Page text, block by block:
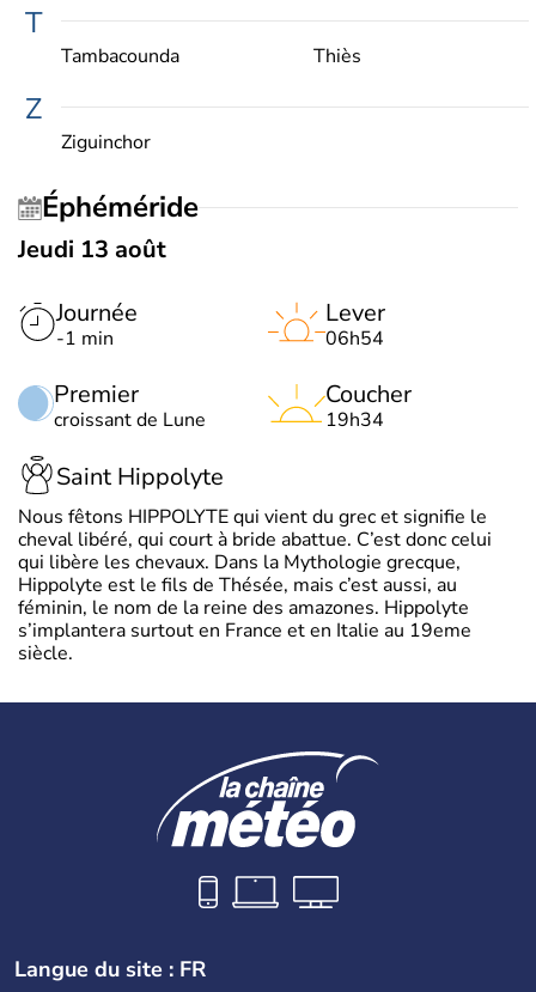
T
Tambacounda Thiès
Z
Ziguinchor
Éphéméride
Jeudi 13 août
Journée
-1 min
Premier
croissant de Lune
Lever
06h54
Coucher
19h34
Saint Hippolyte
Nous fêtons HIPPOLYTE qui vient du grec et signifie le
cheval libéré, qui court à bride abattue. C’est donc celui
qui libère les chevaux. Dans la Mythologie grecque,
Hippolyte est le fils de Thésée, mais c’est aussi, au
féminin, le nom de la reine des amazones. Hippolyte
s’implantera surtout en France et en Italie au 19eme
siècle.
Langue du site : FR